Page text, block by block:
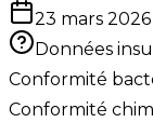
23 mars 2026
Données
Conformité
Conformité